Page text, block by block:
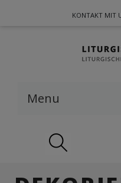
KONTAKT MIT
Menu